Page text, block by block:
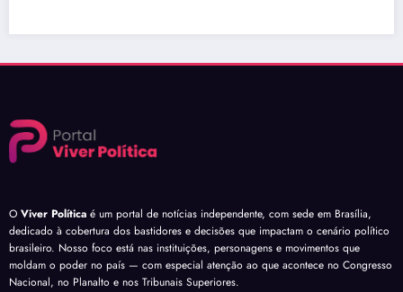
O Viver Política é um portal de notícias independente, com sede em Brasília,
dedicado à cobertura dos bastidores e decisões que impactam o cenário político
brasileiro. Nosso foco está nas instituições, personagens e movimentos que
moldam o poder no país — com especial atenção ao que acontece no Congresso
Nacional, no Planalto e nos Tribunais Superiores.